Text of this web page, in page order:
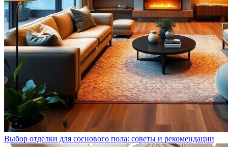
Выбор отделки для соснового пола: советы и рекомендации